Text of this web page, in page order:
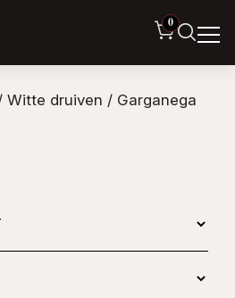
0
Witte druiven / Garganega